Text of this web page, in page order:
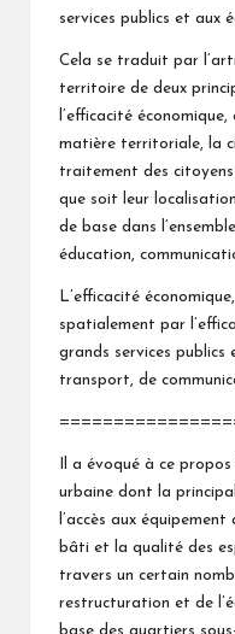
services publics et aux
Cela se traduit par
territoire de deux
l’efficacité
matière territoriale, la
traitement des
que soit leur
de base dans
éducation,
L’efficacité
spatialement par
grands services publics
transport, de
Il a évoqué à ce
urbaine dont la
l’accès aux
bâti et la qualité des
travers un certain
restructuration et de
base des quartiers